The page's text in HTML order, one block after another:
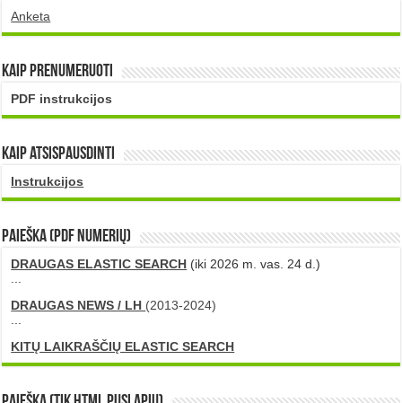
Anketa
Kaip prenumeruoti
PDF instrukcijos
Kaip atsispausdinti
Instrukcijos
PAIEŠKA (PDF numerių)
DRAUGAS ELASTIC SEARCH (iki 2026 m. vas. 24 d.)
...
DRAUGAS NEWS / LH (2013-2024)
...
KITŲ LAIKRAŠČIŲ ELASTIC SEARCH